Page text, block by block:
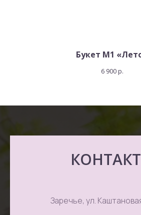
Букет M1
6 900 р.
Заречье, ул.